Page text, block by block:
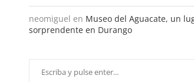
neomiguel en Museo del Aguacate, un
sorprendente en Durango